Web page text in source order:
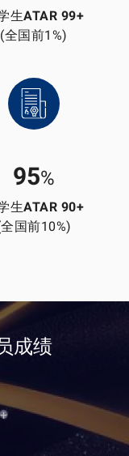
生ATAR 99+
(全国前1%)
95%
生ATAR 90+
国前10%)
成绩